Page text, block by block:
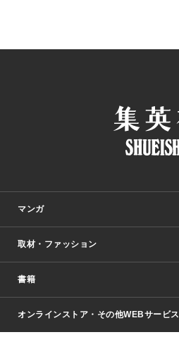
マンガ
少年マンガ
Vジャンプ
週刊ヤングジャンプ
少女マンガ
取材・ファッション
Seventeen
芸能・情報・スポーツ
書籍
文芸・文庫・総合
オンラインストア・その他WEBサービス